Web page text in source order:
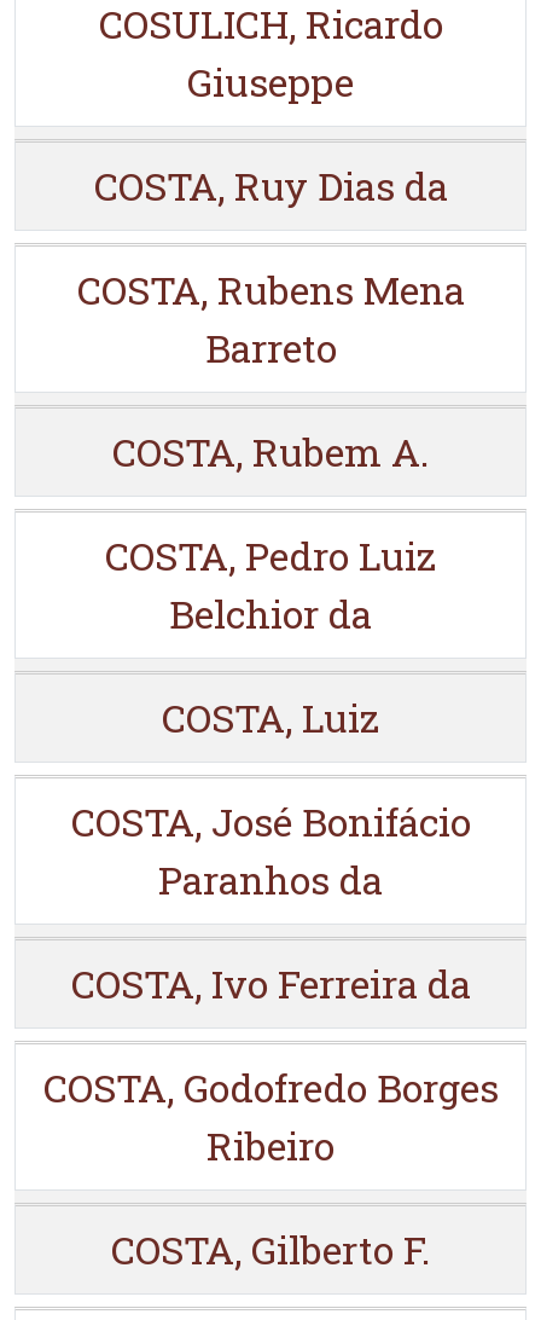
COSULICH, Ricardo
Giuseppe
COSTA, Ruy Dias da
COSTA, Rubens Mena
Barreto
COSTA, Rubem A.
COSTA, Pedro Luiz
Belchior da
COSTA, Luiz
COSTA, José Bonifácio
Paranhos da
COSTA, Ivo Ferreira da
COSTA, Godofredo Borges
Ribeiro
COSTA, Gilberto F.